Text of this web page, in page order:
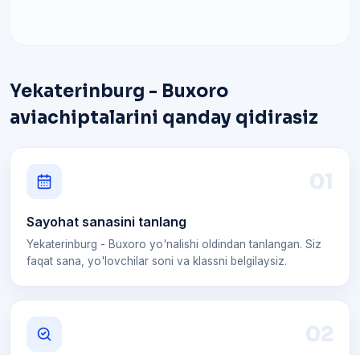
Yekaterinburg - Buxoro
aviachiptalarini qanday qidirasiz
01
Sayohat sanasini tanlang
Yekaterinburg - Buxoro yo'nalishi oldindan tanlangan. Siz
faqat sana, yo'lovchilar soni va klassni belgilaysiz.
02